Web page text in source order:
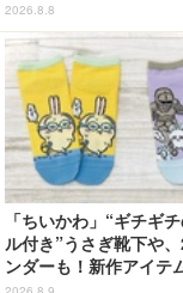
登場【212 KITCHEN
2026.8.8
「ちいかわ」“ギチギ
ル付き”うさぎ靴下や
ンダーも！新作アイテ
2026.8.9